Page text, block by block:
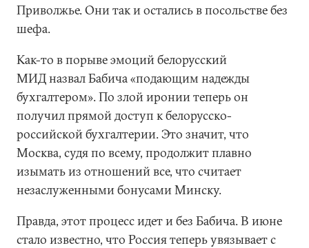
Приволжье. Они так и остались в посольстве без
шефа.
Как-то в порыве эмоций белорусский
МИД назвал Бабича «подающим надежды
бухгалтером». По злой иронии теперь он
получил прямой доступ к белорусско-
российской бухгалтерии. Это значит, что
Москва, судя по всему, продолжит плавно
изымать из отношений все, что считает
незаслуженными бонусами Минску.
Правда, этот процесс идет и без Бабича. В июне
стало известно, что Россия теперь увязывает с